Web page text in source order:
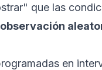
que las
observación
en